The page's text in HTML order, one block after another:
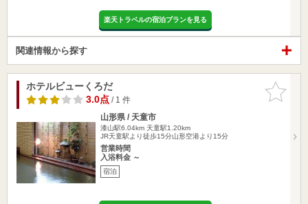
楽天トラベルの宿泊プランを見る
関連情報から探す
お気に入
りに追加
ホテルビューくろだ
3.0点/ 1 件
山形県 / 天童市
漆山駅6.04km 天童駅1.20km
JR天童駅より徒歩15分山形空港より15分
営業時間
入浴料金 ～
宿泊